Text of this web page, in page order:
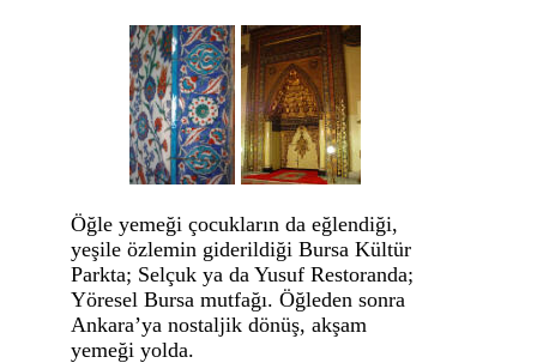
Öğle yemeği çocukların da eğlendiği,
yeşile özlemin giderildiği Bursa Kültür
Parkta; Selçuk ya da Yusuf Restoranda;
Yöresel Bursa mutfağı. Öğleden sonra
Ankara’ya nostaljik dönüş, akşam
yemeği yolda.